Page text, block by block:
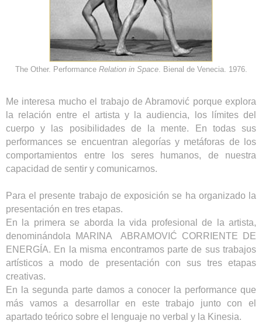
The Other. Performance Relation in Space. Bienal de Venecia. 1976.
Me interesa mucho el trabajo de Abramović porque explora
la relación entre el artista y la audiencia, los límites del
cuerpo y las posibilidades de la mente. En todas sus
performances se encuentran alegorías y metáforas de los
comportamientos entre los seres humanos, de nuestra
capacidad de sentir y comunicarnos.
Para el presente trabajo de exposición se ha organizado la
presentación en tres etapas.
En la primera se aborda la vida profesional de la artista,
denominándola MARINA ABRAMOVIĆ CORRIENTE DE
ENERGÍA. En la misma encontramos parte de sus trabajos
artísticos a modo de presentación con sus tres etapas
creativas.
En la segunda parte damos a conocer la performance que
más vamos a desarrollar en este trabajo junto con el
apartado teórico sobre el lenguaje no verbal y la Kinesia.